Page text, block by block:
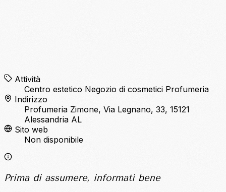
Attività
Centro estetico Negozio di cosmetici Profumeria
Indirizzo
Profumeria Zimone, Via Legnano, 33, 15121
Alessandria AL
Sito web
Non disponibile
Prima di assumere, informati bene